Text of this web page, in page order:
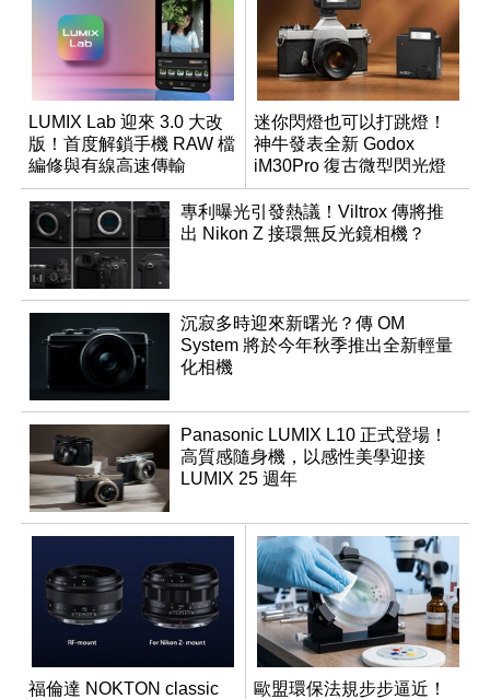
LUMIX Lab 迎來 3.0 大改
版！首度解鎖手機 RAW 檔
編修與有線高速傳輸
迷你閃燈也可以打跳燈！
神牛發表全新 Godox
iM30Pro 復古微型閃光燈
專利曝光引發熱議！Viltrox 傳將推
出 Nikon Z 接環無反光鏡相機？
沉寂多時迎來新曙光？傳 OM
System 將於今年秋季推出全新輕量
化相機
Panasonic LUMIX L10 正式登場！
高質感隨身機，以感性美學迎接
LUMIX 25 週年
福倫達 NOKTON classic
歐盟環保法規步步逼近！